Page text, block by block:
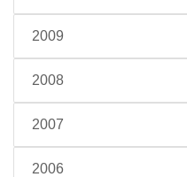
2009
2008
2007
2006